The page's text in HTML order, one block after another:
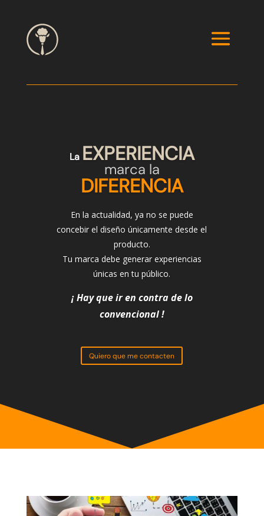
La EXPERIENCIA
marca la
DIFERENCIA
En la actualidad, ya no se puede
concebir el diseño únicamente desde el
producto.
Tu marca debe generar experiencias
únicas en tu público.
¡ Hay que ir en contra de lo
convencional !
Quiero que me contacten